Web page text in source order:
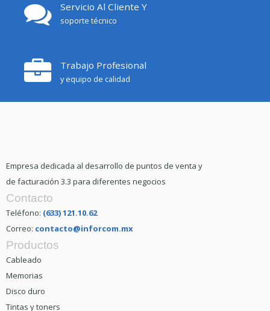
Servicio Al Cliente Y
soporte técnico
Trabajo Profesional
y equipo de calidad
Empresa dedicada al desarrollo de puntos de venta y
de facturación 3.3 para diferentes negocios
Contacto
Teléfono: (633) 121.10.62
Correo: contacto@inforcom.mx
Productos
Cableado
Memorias
Disco duro
Tintas y toners